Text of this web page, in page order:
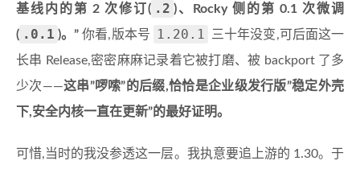
基线内的第 2 次修订( .2 )、Rocky 侧的第 0.1 次微调
( .0.1 )。” 你看,版本号 1.20.1
三十年没变,可后面这一
长串 Release,密密麻麻记录着它被打磨、被 backport 了多
少次——这串”啰嗦”的后缀,恰恰是企业级发行版”稳定外壳
下,安全内核一直在更新”的最好证明。
可惜,当时的我没参透这一层。我执意要追上游的 1.30。于